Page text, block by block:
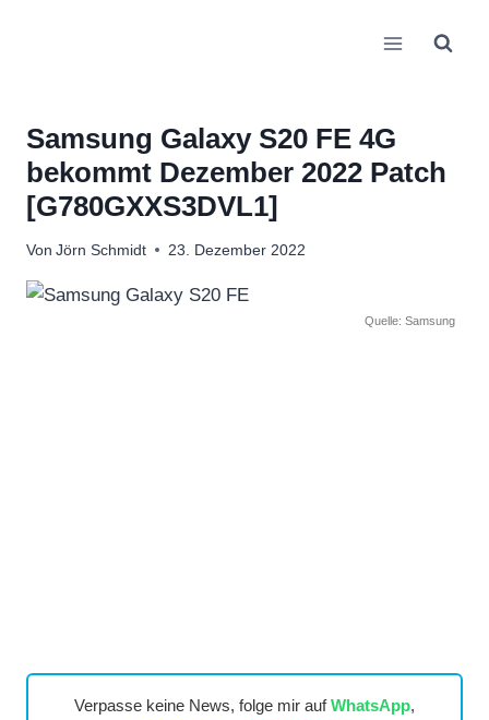
Samsung Galaxy S20 FE 4G
bekommt Dezember 2022 Patch
[G780GXXS3DVL1]
Von Jörn Schmidt 23. Dezember 2022
Quelle: Samsung
Verpasse keine News, folge mir aufWhatsApp,